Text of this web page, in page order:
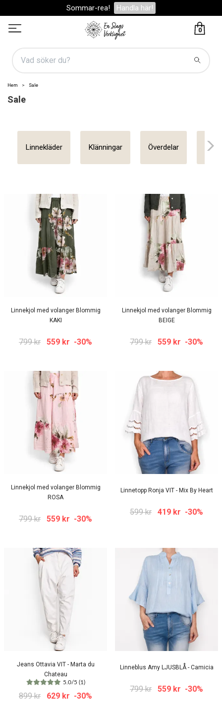
Sommar-rea! Handla här!
0
Hem Sale
Sale
Linnekläder Klänningar Överdelar
Linnekjol med volanger Blommig
KAKI
799 kr 559 kr -30%
Linnekjol med volanger Blommig
BEIGE
799 kr 559 kr -30%
Linnekjol med volanger Blommig
ROSA
799 kr 559 kr -30%
Linnetopp Ronja VIT - Mix By Heart
599 kr 419 kr -30%
Jeans Ottavia VIT - Marta du
Chateau
5.0/5 (1)
899 kr 629 kr -30%
Linneblus Amy LJUSBLÅ - Camicia
799 kr 559 kr -30%